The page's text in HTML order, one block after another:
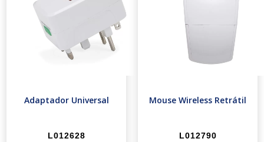
Adaptador Universal
L012628
Mouse Wireless Retrátil
L012790